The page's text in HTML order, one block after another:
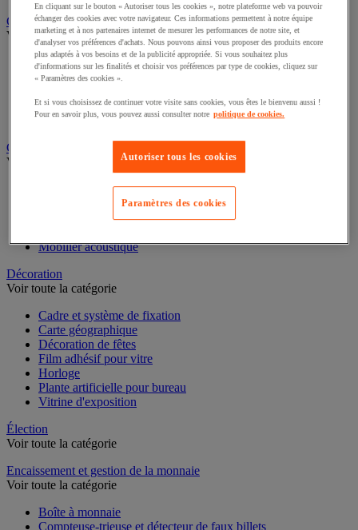
Classement et archivage
Voir toute la catégorie
Accessoires de classement pour le bureau
Boîte et caisse d'archives
Classeur, intercalaire et pochette
Dossier suspendu
Cloison et mobilier acoustique
Voir toute la catégorie
Cloison acoustique
Cloison anti-projection
Cloison de séparation
Mobilier acoustique
Décoration
Voir toute la catégorie
Cadre et système de fixation
Carte géographique
Décoration de fêtes
Film adhésif pour vitre
Horloge
Plante artificielle pour bureau
Vitrine d'exposition
Élection
Voir toute la catégorie
Encaissement et gestion de la monnaie
Voir toute la catégorie
Boîte à monnaie
Compteuse-trieuse et détecteur de faux billets
En cliquant sur le bouton « Autoriser tous les cookies », notre plateforme web va pouvoir
échanger des cookies avec votre navigateur. Ces informations permettent à notre équipe
marketing et à nos partenaires internet de mesurer les performances de notre site, et
d'analyser vos préférences d'achats. Nous pouvons ainsi vous proposer des produits encore
plus adaptés à vos besoins et de la publicité appropriée. Si vous souhaitez plus
d'informations sur les finalités et choisir vos préférences par type de cookies, cliquez sur
« Paramètres des cookies ».
Et si vous choisissez de continuer votre visite sans cookies, vous êtes le bienvenu aussi !
Pour en savoir plus, vous pouvez aussi consulter notre politique de cookies.
Autoriser tous les cookies
Paramètres des cookies